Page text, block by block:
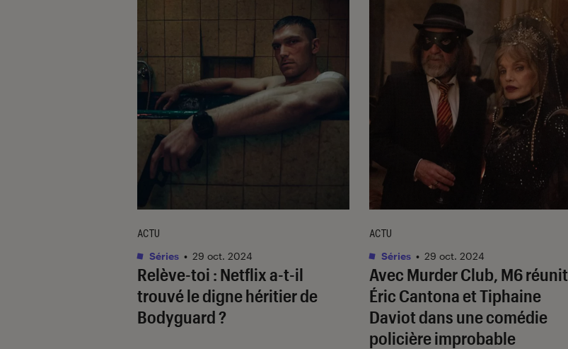
Relève-toi : Netflix a-t-il
trouvé le digne héritier de
Bodyguard?
ACTU
Séries • 29 oct. 2024
Avec Murder Club, M6 réunit
Éric Cantona et Tiphaine
Daviot dans une comédie
policière improbable
ACTU
Séries • 29 oct. 2024